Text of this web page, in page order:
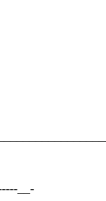
__-